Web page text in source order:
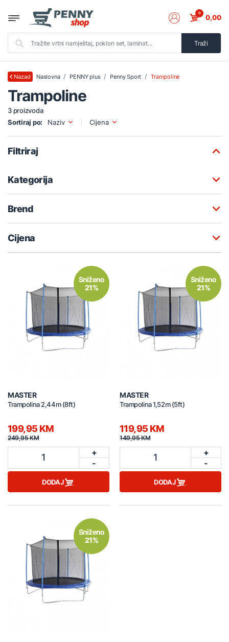
Traži
0 0,00
Nazad Naslovna PENNY plus Penny Sport Trampoline
Trampoline
3 proizvoda
Sortiraj po:
Naziv Cijena
Filtriraj
Kategorija
Brend
Cijena
Sniženo
21%
MASTER
Trampolina 2,44m (8ft)
199,95 KM
249,95 KM
1
+
-
DODAJ
Sniženo
21%
MASTER
Trampolina 1,52m (5ft)
119,95 KM
149,95 KM
1
+
-
DODAJ
Sniženo
21%